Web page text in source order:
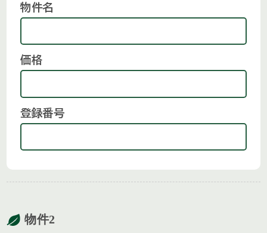
物件名
価格
登録番号
物件2